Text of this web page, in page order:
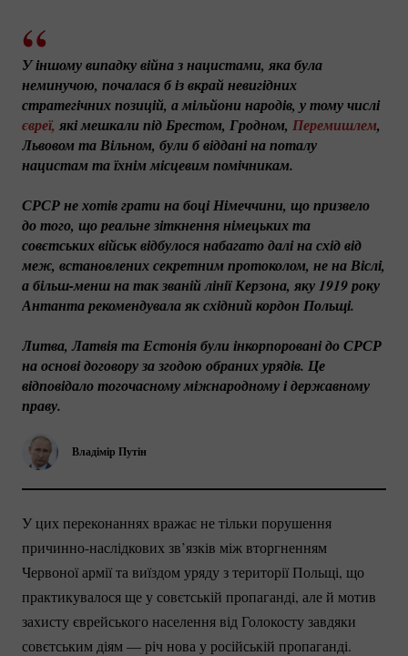
Владімір Путін
У іншому випадку війна з нацистами, яка була
неминучою, почалася б із вкрай невигідних
стратегічних позицій, а мільйони народів, у тому числі
євреї, які мешкали під Брестом, Гродном, Перемишлем,
Львовом та Вільном, були б віддані на поталу
нацистам та їхнім місцевим помічникам.
СРСР не хотів грати на боці Німеччини, що призвело
до того, що реальне зіткнення німецьких та
совєтських військ відбулося набагато далі на схід від
меж, встановлених секретним протоколом, не на Віслі,
а більш-менш на так званій лінії Керзона, яку 1919 року
Антанта рекомендувала як східний кордон Польщі.
Литва, Латвія та Естонія були інкорпоровані до СРСР
на основі договору за згодою обраних урядів. Це
відповідало тогочасному міжнародному і державному
праву.
У цих переконаннях вражає не тільки порушення
причинно-наслідкових зв’язків між вторгненням
Червоної армії та виїздом уряду з території Польщі, що
практикувалося ще у совєтській пропаганді, але й мотив
захисту єврейського населення від Голокосту завдяки
совєтським діям — річ нова у російській пропаганді.